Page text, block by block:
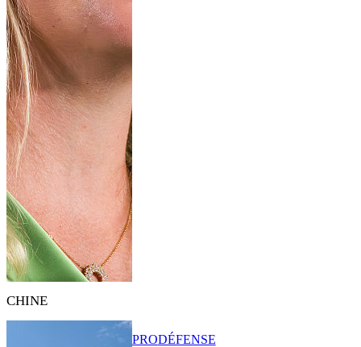
CHINE
PRODÉFENSE